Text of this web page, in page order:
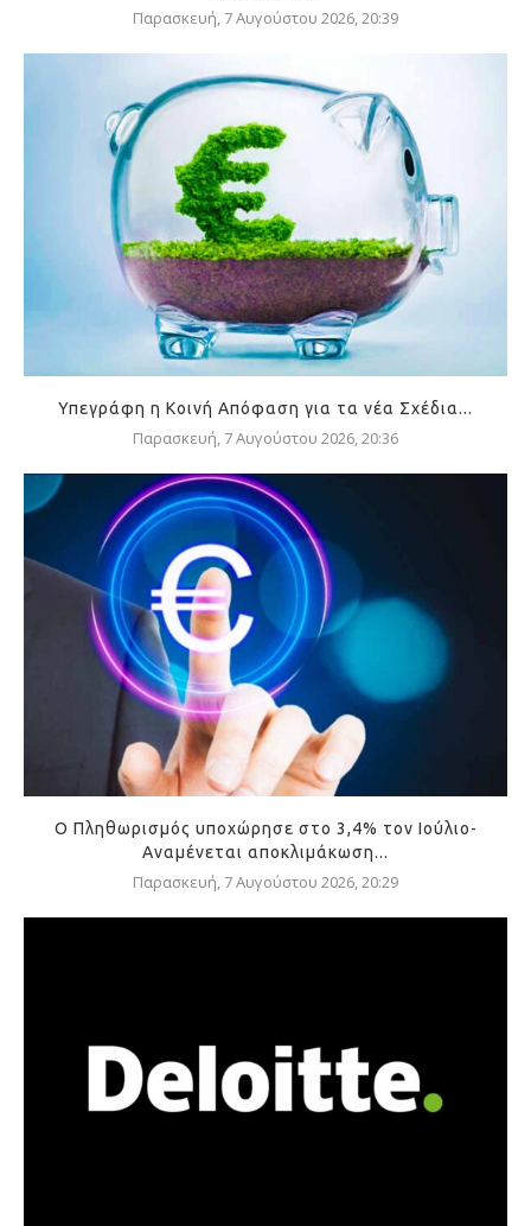
Παρασκευή, 7 Αυγούστου 2026, 20:39
Υπεγράφη η Κοινή Απόφαση για τα νέα Σχέδια...
Παρασκευή, 7 Αυγούστου 2026, 20:36
Ο Πληθωρισμός υποχώρησε στο 3,4% τον Ιούλιο-
Αναμένεται αποκλιμάκωση...
Παρασκευή, 7 Αυγούστου 2026, 20:29